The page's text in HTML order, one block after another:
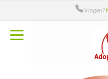
Vragen?
Bestuur